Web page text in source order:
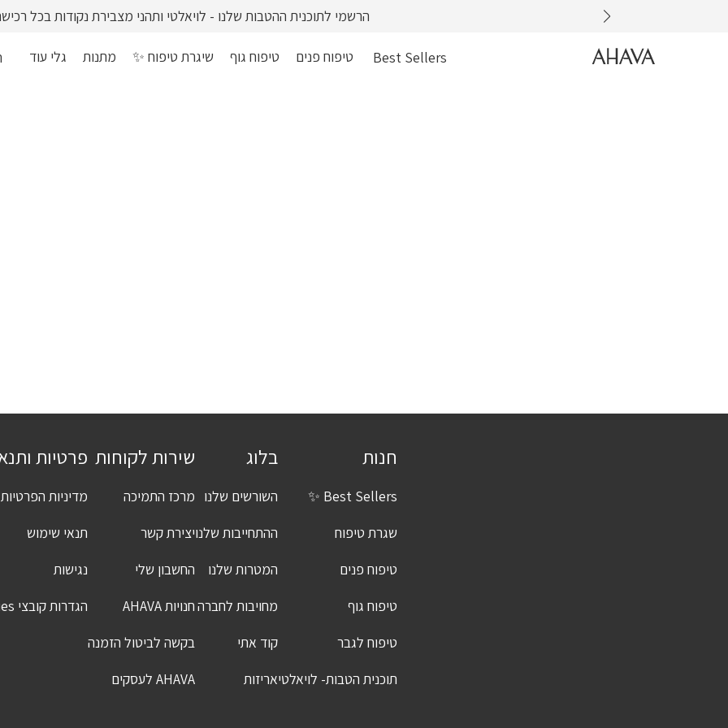
הרשמי לתוכנית ההטבות שלנו - לויאלטי ותהני מצבירת נקודות בכל
Best Sellers טיפוח פנים טיפוח גוף שיגרת טיפוח ✨ מתנות גלי עוד
חנות
Best Sellers ✨
שגרת טיפוח
טיפוח פנים
טיפוח גוף
טיפוח לגבר
תוכנית הטבות- לויאלטי
בלוג
השורשים שלנו
ההתחייבות שלנו
המטרות שלנו
מחויבות לחברה
קוד אתי
אריזות
שירות לקוחות
מרכז התמיכה
יצירת קשר
החשבון שלי
חנויות AHAVA
בקשה לביטול הזמנה
AHAVA לעסקים
פרטיות
מדיניות הפרטיות
תנאי שימוש
נגישות
הגדרות קובצי Cookies